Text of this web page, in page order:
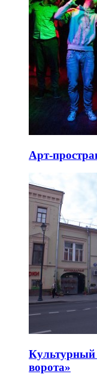
Арт-
Культурный
ворота»